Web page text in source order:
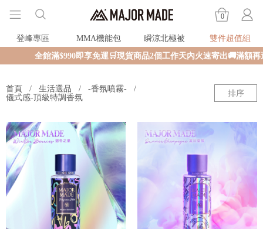
0
登峰專區 MMA機能包 瞬涼北極被
雙件超值組
全館滿$990即享免運🛒現貨商品2個工作天內火速寄出🚚滿額再送
首頁 生活選品
-香氛噴霧-
儀式感-頂級特調香氛
排序